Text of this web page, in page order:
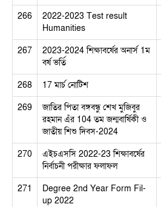
266
2022-2023 Test result
Humanities
267
2023-2024 শিক্ষাবর্ষের অনার্স 1ম
বর্ষ ভর্তি
268 17 মার্চ নোটিশ
269
জাতির পিতা বঙ্গবন্ধু শেখ মুজিবুর
রহমান এঁর 104 তম জন্মবার্ষিকী ও
জাতীয় শিশু দিবস-2024
270
এইচএসসি 2022-23 শিক্ষাবর্ষের
নির্বাচনী পরীক্ষার ফলাফল
271
Degree 2nd Year Form Fil-
up 2022